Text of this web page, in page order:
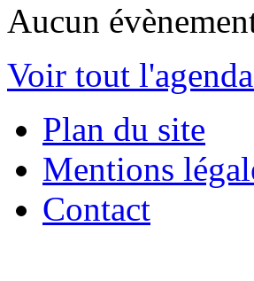
Aucun
Voir tout
Plan du site
Mentions
Contact